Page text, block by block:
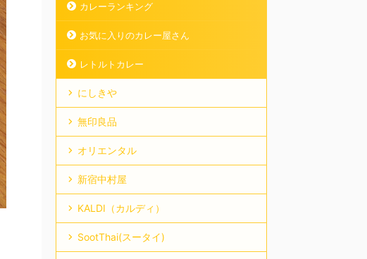
カレーランキング
お気に入りのカレー屋さん
レトルトカレー
にしきや
無印良品
オリエンタル
新宿中村屋
KALDI（カルディ）
SootThai(スータイ)